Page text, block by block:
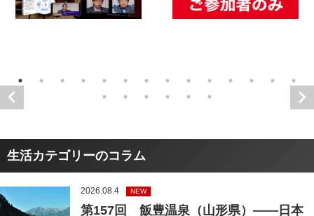
生活カテゴリーのコラム
2026.08.4 NEW
第157回 飯豊温泉（山形県）――日本